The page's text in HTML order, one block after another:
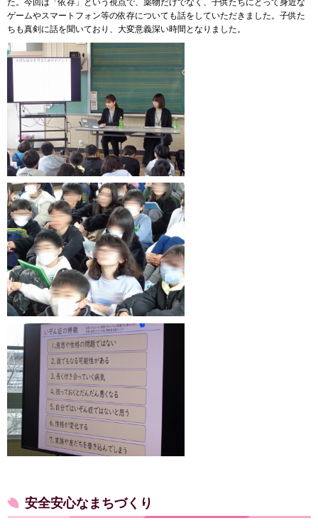
た。今回は「依存」という視点で、薬物だけでなく、子供たちにとって身近な
ゲームやスマートフォン等の依存についても話をしていただきました。子供た
ちも真剣に話を聞いており、大変意義深い時間となりました。
安全安心なまちづくり